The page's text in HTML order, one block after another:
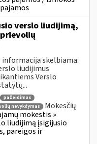
verslo liudijimą,
informacija skelbiama:
liudijimus
Verslo
pažeidimas
nevykdymas
Mokesčių
mokestis »
liudijimą įsigijusio
pareigos ir